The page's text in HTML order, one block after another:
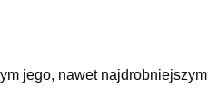
jego, nawet najdrobniejszym